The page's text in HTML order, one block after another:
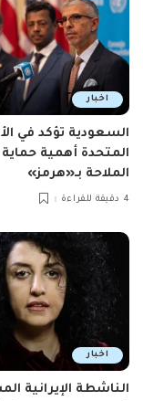
اخبار
السعودية تؤكد في
المتحدة أهمية
الملاحة بـ«هرمز»
4 دقيقة للقراءة
اخبار
الناشطة الإيرانية